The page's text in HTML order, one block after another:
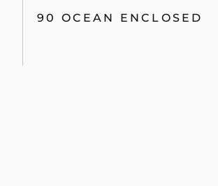
90 OCEAN ENCLOSED